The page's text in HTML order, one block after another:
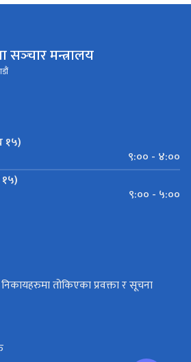
सञ्‍चार मन्त्रालय
१५)
९:०० - ४:००
१५)
९:०० - ५:००
तोकिएका प्रवक्ता र सूचना